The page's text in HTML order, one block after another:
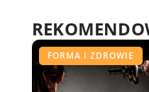
BIZNES I USŁUGI
FORMA I ZDROWIE
BEZ KATEGORII